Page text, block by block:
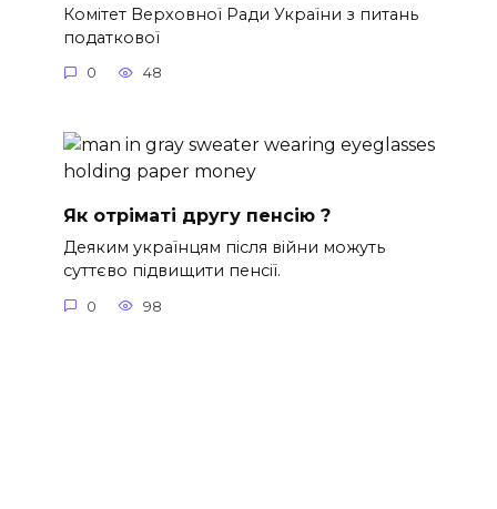
Комітет Верховної Ради України з питань
податкової
0 48
Як отріматі другу пенсію ?
Деяким українцям після війни можуть
суттєво підвищити пенсії.
0 98